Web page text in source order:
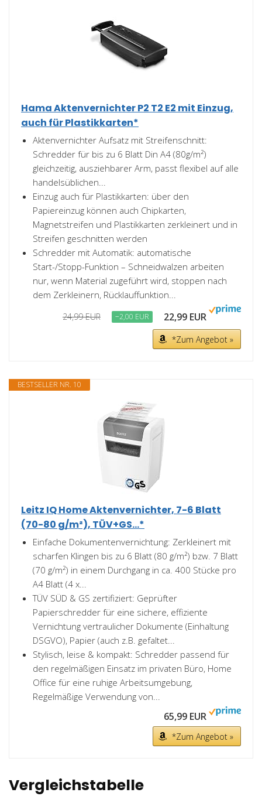
Hama Aktenvernichter P2 T2 E2 mit Einzug,
auch für Plastikkarten*
Aktenvernichter Aufsatz mit Streifenschnitt:
Schredder für bis zu 6 Blatt Din A4 (80g/m²)
gleichzeitig, ausziehbarer Arm, passt flexibel auf alle
handelsüblichen...
Einzug auch für Plastikkarten: über den
Papiereinzug können auch Chipkarten,
Magnetstreifen und Plastikkarten zerkleinert und in
Streifen geschnitten werden
Schredder mit Automatik: automatische
Start-/Stopp-Funktion – Schneidwalzen arbeiten
nur, wenn Material zugeführt wird, stoppen nach
dem Zerkleinern, Rücklauffunktion...
24,99 EUR −2,00 EUR 22,99 EUR
*Zum Angebot »
BESTSELLER NR. 10
Leitz IQ Home Aktenvernichter, 7-6 Blatt
(70-80 g/m²), TÜV+GS...*
Einfache Dokumentenvernichtung: Zerkleinert mit
scharfen Klingen bis zu 6 Blatt (80 g/m²) bzw. 7 Blatt
(70 g/m²) in einem Durchgang in ca. 400 Stücke pro
A4 Blatt (4 x...
TÜV SÜD & GS zertifiziert: Geprüfter
Papierschredder für eine sichere, effiziente
Vernichtung vertraulicher Dokumente (Einhaltung
DSGVO), Papier (auch z.B. gefaltet...
Stylisch, leise & kompakt: Schredder passend für
den regelmäßigen Einsatz im privaten Büro, Home
Office für eine ruhige Arbeitsumgebung,
Regelmäßige Verwendung von...
65,99 EUR
*Zum Angebot »
Vergleichstabelle